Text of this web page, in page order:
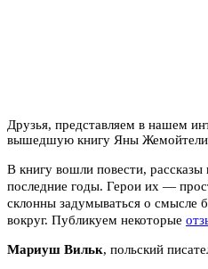
Друзья, представляем в нашем
вышедшую книгу Яны
В книгу вошли повести,
последние годы. Герои их —
склонны задумываться о смысле
вокруг. Публикуем некоторые
Мариуш Вильк, польский